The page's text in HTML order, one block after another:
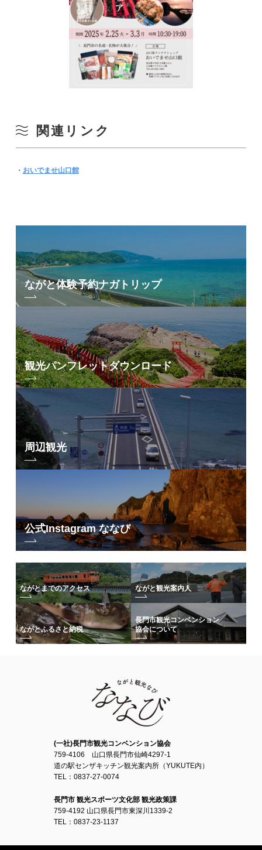
関連リンク
・ おいでませ山口館
ながと体験予約ナガトリップ
観光パンフレットダウンロード
周辺観光
公式Instagram ななび
ながとまでのアクセス ながと観光案内人
ながとふるさと納税
長門市観光コンベンション
協会について
(一社)長門市観光コンベンション協会
759-4106 山口県長門市仙崎4297-1
道の駅センザキッチン観光案内所（YUKUTE内）
TEL：0837-27-0074
長門市 観光スポーツ文化部 観光政策課
759-4192 山口県長門市東深川1339-2
TEL：0837-23-1137